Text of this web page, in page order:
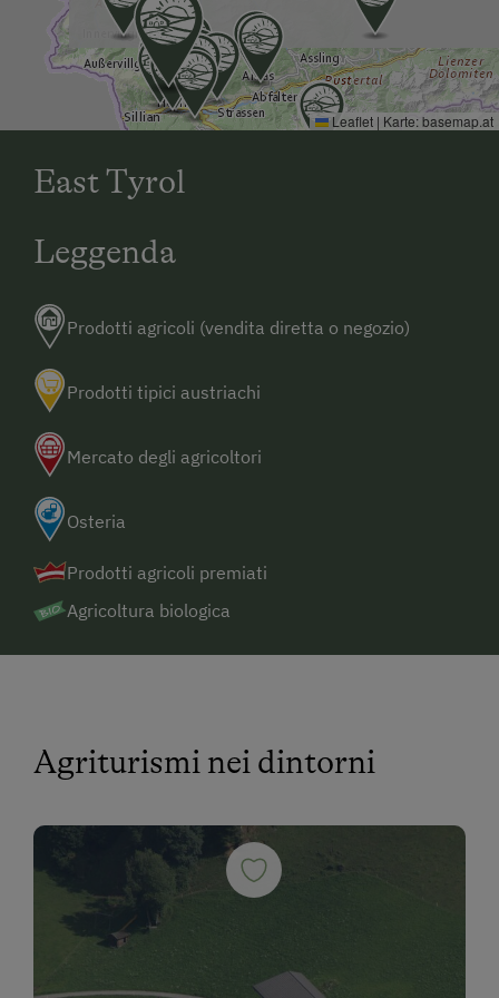
Leaflet | Karte:basemap.at
East Tyrol
Leggenda
Prodotti agricoli (vendita diretta o negozio)
Prodotti tipici austriachi
Mercato degli agricoltori
Osteria
Prodotti agricoli premiati
Agricoltura biologica
Agriturismi nei dintorni